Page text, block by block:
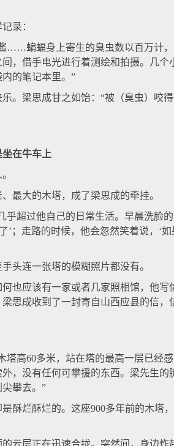
录：
蝙蝠身上寄生的臭虫数以百万计
，借手电光进行着测绘和拍摄。几个
的笔记本里。”
梁思成甘之如饴：“被（臭虫）咬
在牛车上
大的木塔，成了梁思成的牵挂。
超过他自己的日常生活。早晨洗脸的
；走路的时候，他会忽然笑着说，‘
连一张塔的模糊照片都没有。
应该有一家或者几家照相馆，他写
思成收到了一封寄自山西应县的信，
高60多米，站在塔的最高一层已经
，没有任何可攀援的东西。梁先生
攀去。”
烂酥烂的。这座900多年前的木塔
层正在迅速合拢。突然间，身边炸